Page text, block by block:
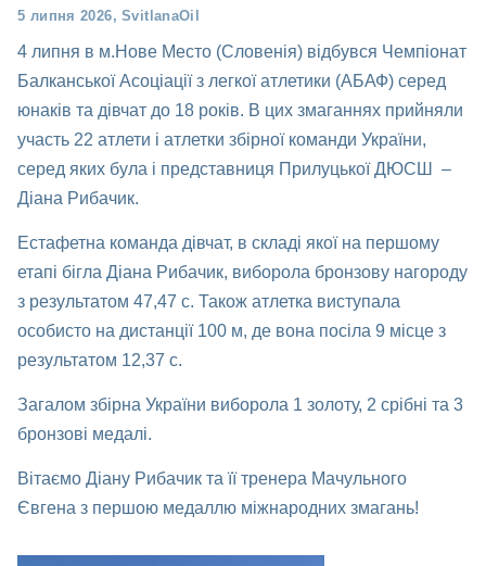
5 липня 2026, SvitlanaOil
4 липня в м.Нове Место (Словенія) відбувся Чемпіонат
Балканської Асоціації з легкої атлетики (АБАФ) серед
юнаків та дівчат до 18 років. В цих змаганнях прийняли
участь 22 атлети і атлетки збірної команди України,
серед яких була і представниця Прилуцької ДЮСШ –
Діана Рибачик.
Естафетна команда дівчат, в складі якої на першому
етапі бігла Діана Рибачик, виборола бронзову нагороду
з результатом 47,47 с. Також атлетка виступала
особисто на дистанції 100 м, де вона посіла 9 місце з
результатом 12,37 с.
Загалом збірна України виборола 1 золоту, 2 срібні та 3
бронзові медалі.
Вітаємо Діану Рибачик та її тренера Мачульного
Євгена з першою медаллю міжнародних змагань!